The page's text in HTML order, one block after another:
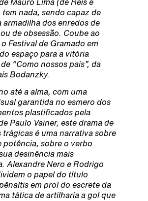
Mauro Lima (de Reis e
tem nada, sendo capaz de
armadilha dos enredos de
de obsessão. Coube ao
Festival de Gramado em
espaço para a vitória
“Como nossos pais”, da
Bodanzky.
até a alma, com uma
garantida no esmero dos
plastificados pela
Paulo Vainer, este drama de
trágicas é uma narrativa sobre
potência, sobre o verbo
desinência mais
Alexandre Nero e Rodrigo
o papel do título
em prol do escrete da
tática de artilharia a gol que